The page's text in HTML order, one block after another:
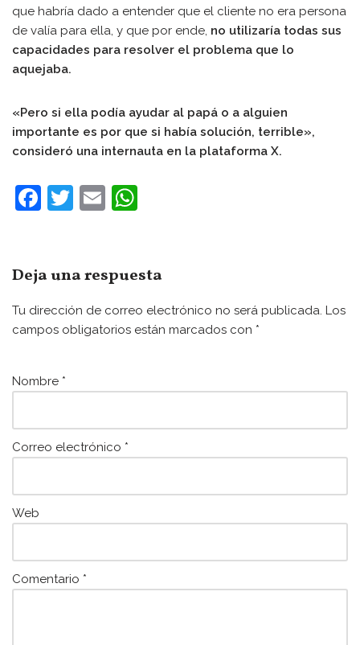
que habría dado a entender que el cliente no era persona
de valía para ella, y que por ende, no utilizaría todas sus
capacidades para resolver el problema que lo
aquejaba.
«Pero si ella podía ayudar al papá o a alguien
importante es por que si había solución, terrible»,
consideró una internauta en la plataforma X.
F
e
b
o
k
T
er
E
l
s
A
p
Deja una respuesta
Tu dirección de correo electrónico no será publicada. Los
campos obligatorios están marcados con *
Nombre *
Correo electrónico *
Web
Comentario *